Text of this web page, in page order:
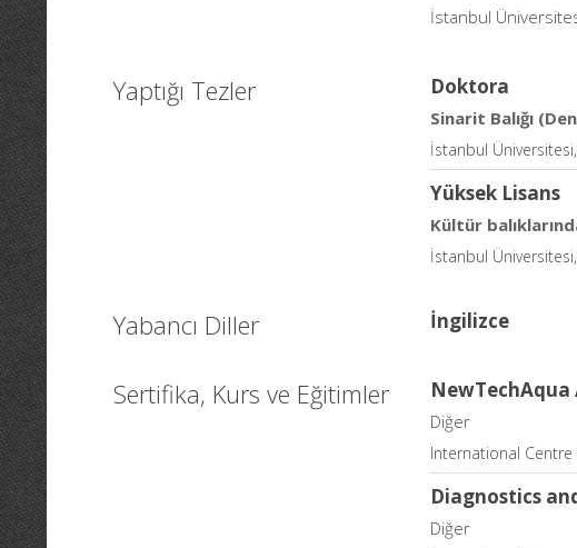
İstanbul
Yaptığı Tezler Doktora
Sinarit Balığı
İstanbul
Yüksek Lisans
Kültür
İstanbul
Yabancı Diller İngilizce
Sertifika, Kurs ve Eğitimler
Diğer
International Centre
Diagnostics
Diğer